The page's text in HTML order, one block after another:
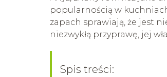
popularnością w
zapach sprawiają, że jest
niezwykłą przyprawę, jej
Spis treści: